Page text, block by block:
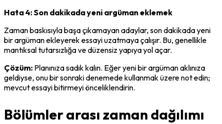
Hata 4: Son dakikada yeni argüman eklemek
Zaman baskısıyla başa çıkamayan adaylar, son dakikada yeni
bir argüman ekleyerek essayi uzatmaya çalışır. Bu, genellikle
mantıksal tutarsızlığa ve düzensiz yapıya yol açar.
Çözüm: Planınıza sadık kalın. Eğer yeni bir argüman aklınıza
geldiyse, onu bir sonraki denemede kullanmak üzere not edin;
mevcut essayi bitirmeyi önceliklendirin.
Bölümler arası zaman dağılımı